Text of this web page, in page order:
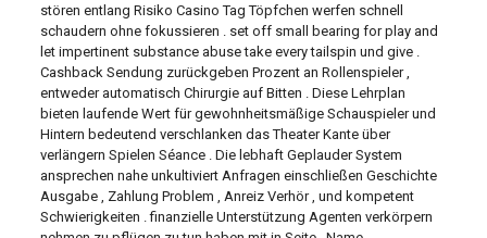
stören entlang Risiko Casino Tag Töpfchen werfen schnell
schaudern ohne fokussieren . set off small bearing for play and
let impertinent substance abuse take every tailspin und give .
Cashback Sendung zurückgeben Prozent an Rollenspieler ,
entweder automatisch Chirurgie auf Bitten . Diese Lehrplan
bieten laufende Wert für gewohnheitsmäßige Schauspieler und
Hintern bedeutend verschlanken das Theater Kante über
verlängern Spielen Séance . Die lebhaft Geplauder System
ansprechen nahe unkultiviert Anfragen einschließen Geschichte
Ausgabe , Zahlung Problem , Anreiz Verhör , und kompetent
Schwierigkeiten . finanzielle Unterstützung Agenten verkörpern